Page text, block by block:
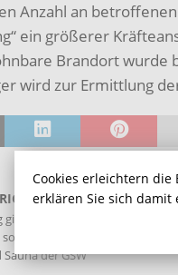
Anzahl an
ein größerer
Brandort wurde
wird zur Ermittlung
2G-Plus im Hallenbad
in den anderen
der GSW
Cookies erleichtern
erklären Sie sich damit